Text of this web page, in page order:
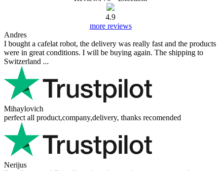
i bordpladen, og opsamlingsbeholderen placeres under bordet.
Вашето име
задължителен. Използва се само за изпращане на отговор и няма да бъде
публикуван.
Вашият въпрос
Добавяне на въпрос
Отзиви от наши клиенти
Reviews 79 • Excellent
4.9